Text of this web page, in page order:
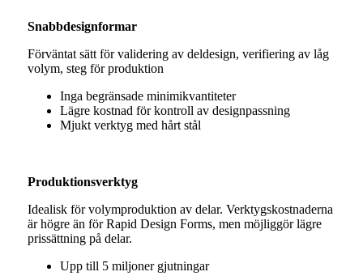
Snabbdesignformar
Förväntat sätt för validering av deldesign, verifiering av låg
volym, steg för produktion
Inga begränsade minimikvantiteter
Lägre kostnad för kontroll av designpassning
Mjukt verktyg med hårt stål
Produktionsverktyg
Idealisk för volymproduktion av delar. Verktygskostnaderna
är högre än för Rapid Design Forms, men möjliggör lägre
prissättning på delar.
Upp till 5 miljoner gjutningar